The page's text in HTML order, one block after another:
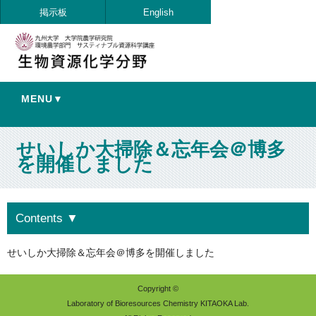
掲示板 English
MENU▼
せいしか大掃除＆忘年会＠博多
を開催しました
せいしか大掃除＆忘年会＠博多を開催しました
Contents ▼
Copyright ©
Laboratory of Bioresources Chemistry KITAOKA Lab.